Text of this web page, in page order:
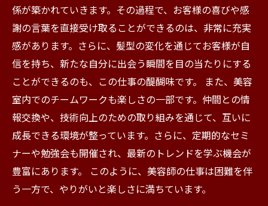
係が築かれていきます。その過程で、お客様の喜びや感
謝の言葉を直接受け取ることができるのは、非常に充実
感があります。さらに、髪型の変化を通じてお客様が自
信を持ち、新たな自分に出会う瞬間を目の当たりにする
ことができるのも、この仕事の醍醐味です。 また、美容
室内でのチームワークも楽しさの一部です。仲間との情
報交換や、技術向上のための取り組みを通じて、互いに
成長できる環境が整っています。さらに、定期的なセミ
ナーや勉強会も開催され、最新のトレンドを学ぶ機会が
豊富にあります。 このように、美容師の仕事は困難を伴
う一方で、やりがいと楽しさに満ちています。